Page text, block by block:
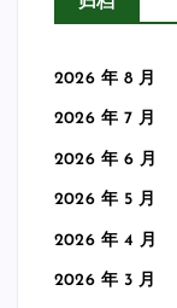
2026 年 8 月
2026 年 7 月
2026 年 6 月
2026 年 5 月
2026 年 4 月
2026 年 3 月